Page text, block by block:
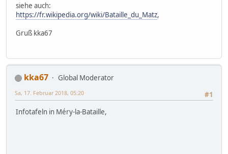
siehe auch:
https://fr.wikipedia.org/wiki/Bataille_du_Matz,
Gruß kka67
kka67
Global Moderator
#1
Sa, 17. Februar 2018, 05:20
Infotafeln in Méry-la-Bataille,